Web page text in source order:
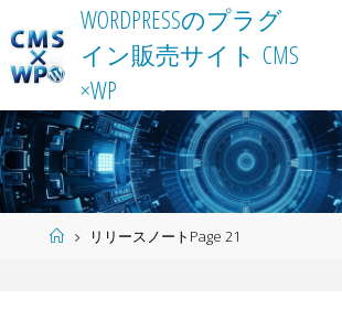
to
content
WORDPRESSのプラ グ
イ ン販売サイ ト CMS
×WP
Homeリリースノート Page 21